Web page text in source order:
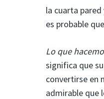
la cuarta
es probable
Lo que
significa que
convertirse en
admirable que